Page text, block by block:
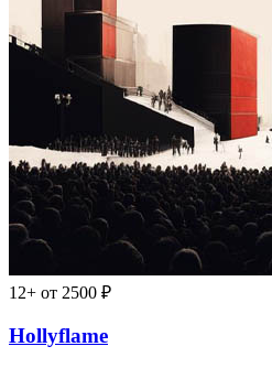
12+ от 2500 ₽
Hollyflame